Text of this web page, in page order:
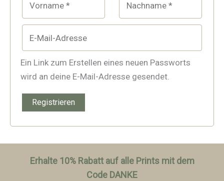
Ein Link zum Erstellen eines neuen Passworts
wird an deine E-Mail-Adresse gesendet.
Registrieren
Erhalte 10% Rabatt auf alle Prints mit dem
Code DANKE